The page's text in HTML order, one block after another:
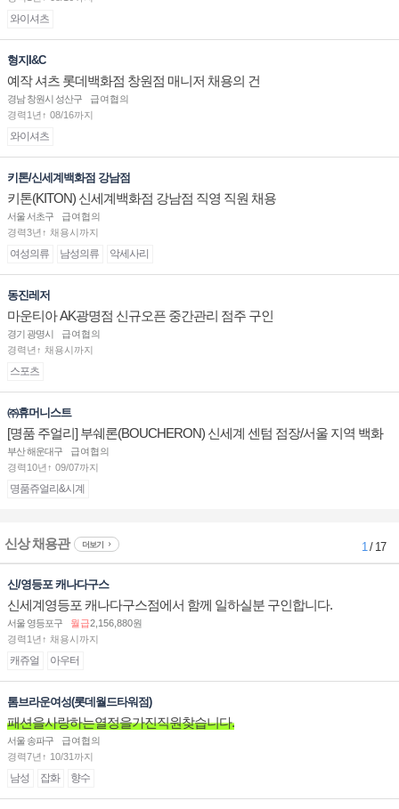
와이셔츠
형지I&C
예작 셔츠 롯데백화점 창원점 매니저 채용의 건
경남 창원시 성산구
급여협의
경력1년↑ 08/16까지
와이셔츠
키톤/신세계백화점 강남점
키톤(KITON) 신세계백화점 강남점 직영 직원 채용
서울 서초구
급여협의
경력3년↑ 채용시까지
여성의류 남성의류 악세사리
동진레저
마운티아 AK광명점 신규오픈 중간관리 점주 구인
경기 광명시
급여협의
경력년↑ 채용시까지
스포츠
㈜휴머니스트
[명품 주얼리] 부쉐론(BOUCHERON) 신세계 센텀 점장/서울 지역 백화
점 판매사원 채용
부산 해운대구
급여협의
경력10년↑ 09/07까지
명품쥬얼리&시계
신상 채용관 더보기 1/ 17
신/영등포 캐나다구스
신세계영등포 캐나다구스점에서 함께 일하실분 구인합니다.
서울 영등포구 월급2,156,880원
경력1년↑ 채용시까지
캐쥬얼 아우터
톰브라운여성(롯데월드타워점)
패션을사랑하는열정을가진직원찾습니다.
서울 송파구
급여협의
경력7년↑ 10/31까지
남성 잡화 향수